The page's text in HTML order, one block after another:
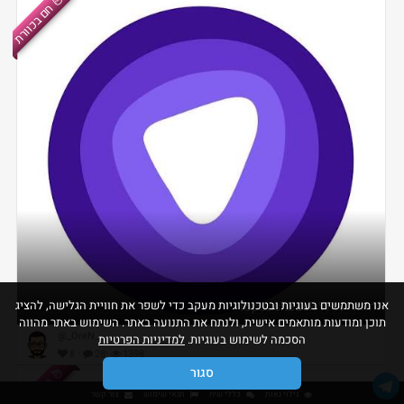
חם בכוורת
החזרי TopCashBack VPN
@_OreN_
· 1398
אנו משתמשים בעוגיות ובטכנולוגיות מעקב כדי לשפר את חוויית הגלישה, להציג
תוכן ומודעות מותאמים אישית, ולנתח את התנועה באתר. השימוש באתר מהווה
הסכמה לשימוש בעוגיות. למדיניות הפרטיות
סגור